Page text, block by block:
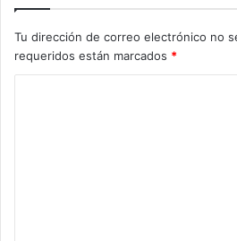
Tu dirección de correo electrónico no
requeridos están marcados *